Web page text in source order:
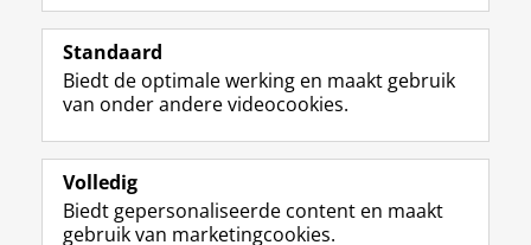
Volg de RUG
F
a
e
b
o
p
a
L
i
k
e
I
-
p
R
S
-
f
e
R
I
n
t
r
m
Y
o
T
e
k
Studiekiezers
Alumni
Over ons
Standaard
Biedt de optimale werking en maakt gebruik
van onder andere videocookies.
Volledig
Biedt gepersonaliseerde content en maakt
gebruik van marketingcookies.